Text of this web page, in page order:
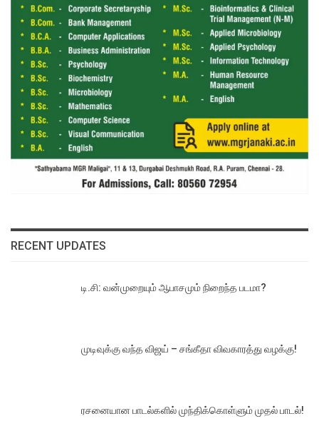
RECENT UPDATES
டி.சி: வன்முறையும் ஆபாசமும் நிறைந்த படமா?
முடிவுக்கு வந்த விஜய் – சங்கீதா விவகாரத்து வழக்கு!
ரசனையான பாடல்களில் முந்திக்கொள்ளும் முதல் பாடல்!